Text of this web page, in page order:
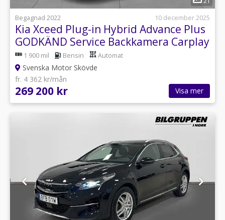
Begagnad 2022
10 december 2025
Kia Xceed Plug-in Hybrid Advance Plus
GODKÄND Service Backkamera Carplay
N 1 900 mil Bensin Automat
Svenska Motor Skövde
fr. 4 362 kr/mån
269 200 kr Visa mer